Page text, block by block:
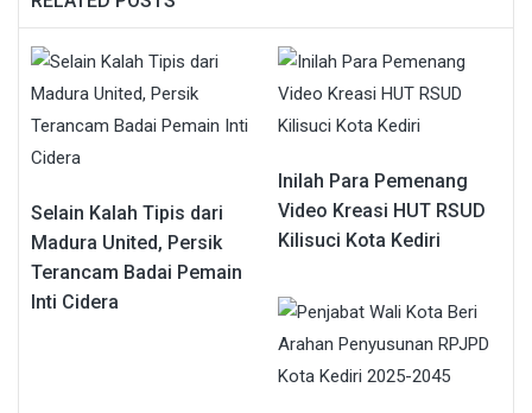
Selain Kalah Tipis dari
Madura United, Persik
Terancam Badai Pemain
Inti Cidera
Inilah Para Pemenang
Video Kreasi HUT RSUD
Kilisuci Kota Kediri